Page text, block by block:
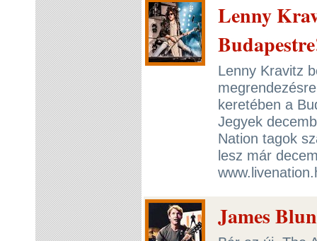
Lenny
Lenny Kravitz
keretében a
Jegyek
Nation tagok
lesz már
James